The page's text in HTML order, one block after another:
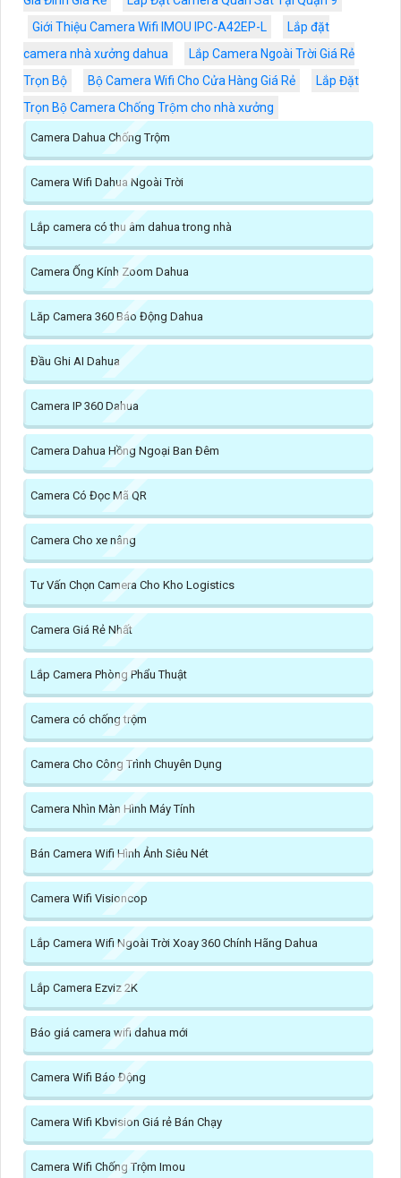
Giới Thiệu Camera Wifi IMOU IPC-A42EP-L
Lắp đặt
camera nhà xưởng dahua
Lắp Camera Ngoài Trời Giá Rẻ
Trọn Bộ
Bộ Camera Wifi Cho Cửa Hàng Giá Rẻ
Lắp Đặt
Trọn Bộ Camera Chống Trộm cho nhà xưởng
Camera Dahua Chống Trộm
Camera Wifi Dahua Ngoài Trời
Lắp camera có thu âm dahua trong nhà
Camera Ống Kính Zoom Dahua
Lăp Camera 360 Báo Động Dahua
Đầu Ghi AI Dahua
Camera IP 360 Dahua
Camera Dahua Hồng Ngoại Ban Đêm
Camera Có Đọc Mã QR
Camera Cho xe nâng
Tư Vấn Chọn Camera Cho Kho Logistics
Camera Giá Rẻ Nhất
Lắp Camera Phòng Phẩu Thuật
Camera có chống trộm
Camera Cho Công Trình Chuyên Dụng
Camera Nhìn Màn Hình Máy Tính
Bán Camera Wifi Hình Ảnh Siêu Nét
Camera Wifi Visioncop
Lắp Camera Wifi Ngoài Trời Xoay 360 Chính Hãng Dahua
Lắp Camera Ezviz 2K
Báo giá camera wifi dahua mới
Camera Wifi Báo Động
Camera Wifi Kbvision Giá rẻ Bán Chạy
Camera Wifi Chống Trộm Imou